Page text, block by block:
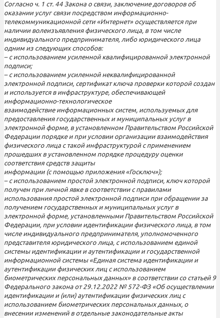
Согласно ч. 1 ст. 44 Закона о связи, заключение договоров об
оказании услуг связи посредством информационно-
телекоммуникационной сети «Интернет» осуществляется при
наличии волеизъявления физического лица, в том числе
индивидуального предпринимателя, либо юридического лица
одним из следующих способов:
– с использованием усиленной квалифицированной электронной
подписи;
– с использованием усиленной неквалифицированной
электронной подписи, сертификат ключа проверки которой создан
и используется в инфраструктуре, обеспечивающей
информационно-технологическое
взаимодействие информационных систем, используемых для
предоставления государственных и муниципальных услуг в
электронной форме, в установленном Правительством Российской
Федерации порядке и при условии организации взаимодействия
физического лица с такой инфраструктурой с применением
прошедших в установленном порядке процедуру оценки
соответствия средств защиты
информации (с помощью приложения «Госключ»);
– с использованием простой электронной подписи, ключ которой
получен при личной явке в соответствии с правилами
использования простой электронной подписи при обращении за
получением государственных и муниципальных услуг в
электронной форме, установленными Правительством Российской
Федерации, при условии идентификации физического лица, в том
числе индивидуального предпринимателя, уполномоченного
представителя юридического лица, с использованием единой
системы идентификации и аутентификации и государственной
информационной системы «Единая система идентификации и
аутентификации физических лиц с использованием
биометрических персональных данных» в соответствии со статьей 9
Федерального закона от 29.12.2022 № 572-ФЗ «Об осуществлении
идентификации и (или) аутентификации физических лиц с
использованием биометрических персональных данных, о
внесении изменений в отдельные законодательные акты